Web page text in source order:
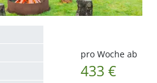
pro Woche ab
433 €